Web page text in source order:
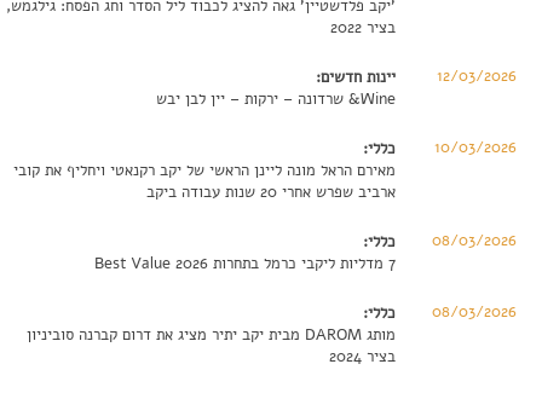
'יקב פלדשטיין' גאה להציג לכבוד ליל הסדר וחג הפסח: גילגמש,
בציר 2022
12/03/2026
יינות חדשים:
Wine& שרדונה – ירקות – יין לבן יבש
10/03/2026
כללי:
מאירם הראל מונה ליינן הראשי של יקב רקנאטי ויחליף את קובי
ארביב שפרש אחרי 20 שנות עבודה ביקב
08/03/2026
כללי:
7 מדליות ליקבי כרמל בתחרות 2026 Best Value
08/03/2026
כללי:
מותג DAROM מבית יקב יתיר מציג את דרום קברנה סוביניון
בציר 2024